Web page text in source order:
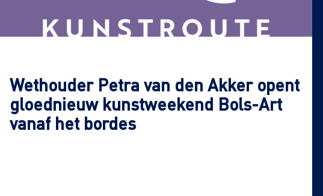
Wethouder Petra van den Akker opent
gloednieuw kunstweekend Bols-Art
vanaf het bordes